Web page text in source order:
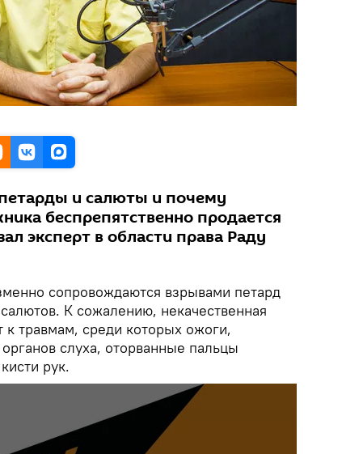
и салюты и почему
беспрепятственно продается
эксперт в области права Раду
сопровождаются взрывами петард
К сожалению, некачественная
к травмам, среди которых ожоги,
слуха, оторванные пальцы
рук.